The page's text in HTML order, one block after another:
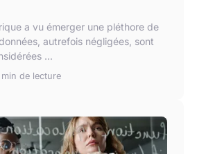
a vu émerger une pléthore de
autrefois négligées, sont
...
min de lecture